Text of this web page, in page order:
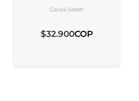
Carlos Salem
$32.900COP